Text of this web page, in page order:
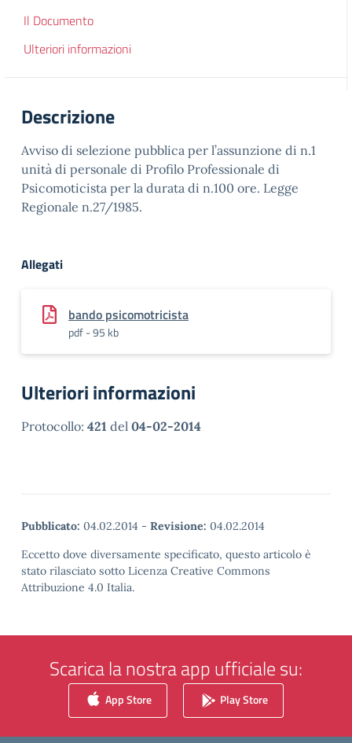
Il Documento
Ulteriori informazioni
Descrizione
Avviso di selezione pubblica per l’assunzione di n.1
unità di personale di Profilo Professionale di
Psicomoticista per la durata di n.100 ore. Legge
Regionale n.27/1985.
Allegati
bando psicomotricista
pdf - 95 kb
Ulteriori informazioni
Protocollo: 421 del 04-02-2014
Pubblicato: 04.02.2014 - Revisione: 04.02.2014
Eccetto dove diversamente specificato, questo articolo è
stato rilasciato sotto Licenza Creative Commons
Attribuzione 4.0 Italia.
Scarica la nostra app ufficiale su:
App Store Play Store